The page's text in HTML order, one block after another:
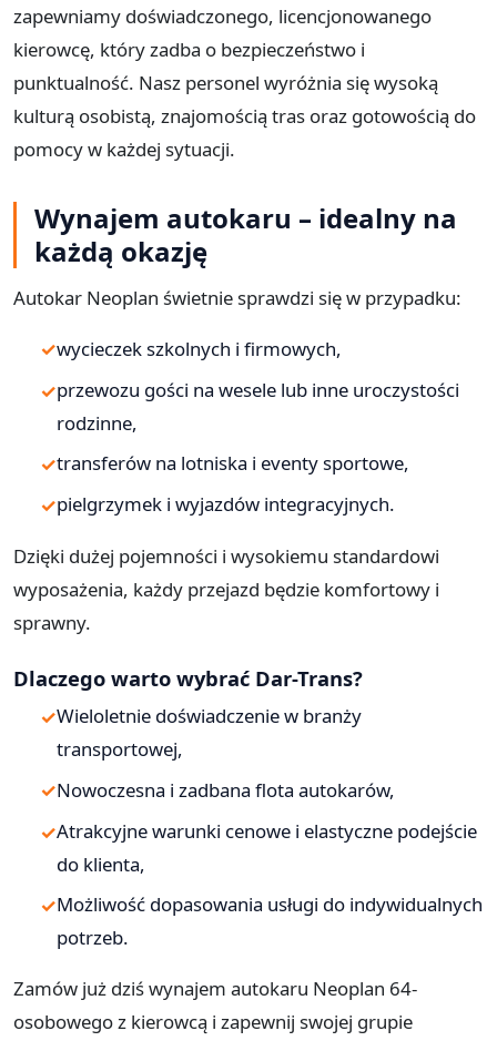
zapewniamy doświadczonego, licencjonowanego
kierowcę, który zadba o bezpieczeństwo i
punktualność. Nasz personel wyróżnia się wysoką
kulturą osobistą, znajomością tras oraz gotowością do
pomocy w każdej sytuacji.
Wynajem autokaru – idealny na
każdą okazję
Autokar Neoplan świetnie sprawdzi się w przypadku:
wycieczek szkolnych i firmowych,
przewozu gości na wesele lub inne uroczystości
rodzinne,
transferów na lotniska i eventy sportowe,
pielgrzymek i wyjazdów integracyjnych.
Dzięki dużej pojemności i wysokiemu standardowi
wyposażenia, każdy przejazd będzie komfortowy i
sprawny.
Dlaczego warto wybrać Dar-Trans?
Wieloletnie doświadczenie w branży
transportowej,
Nowoczesna i zadbana flota autokarów,
Atrakcyjne warunki cenowe i elastyczne podejście
do klienta,
Możliwość dopasowania usługi do indywidualnych
potrzeb.
Zamów już dziś wynajem autokaru Neoplan 64-
osobowego z kierowcą i zapewnij swojej grupie